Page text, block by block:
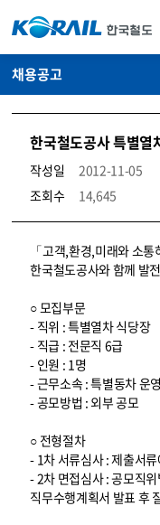
채용공고
한국철도공사 특별열
작성일
2012-11-05
조회수
14,645
코레일소개_경영공시_채용공고 상세보기 – 내용, 파일, 담당자 연락처로 구성
「고객,환경,미래와 소통
한국철도공사와 함께 발
○ 모집부문
- 직위 : 특별열차 식당장
- 직급 : 전문직 6급
- 인원 : 1명
- 근무소속 : 특별동차 운
- 공모방법 : 외부 공모
○ 전형절차
- 1차 서류심사 : 제출서
- 2차 면접심사 : 공모직
직무수행계획서 발표 후